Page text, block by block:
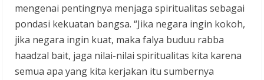
mengenai pentingnya menjaga spiritualitas sebagai
pondasi kekuatan bangsa. “Jika negara ingin kokoh,
jika negara ingin kuat, maka falya buduu rabba
haadzal bait, jaga nilai-nilai spiritualitas kita karena
semua apa yang kita kerjakan itu sumbernya